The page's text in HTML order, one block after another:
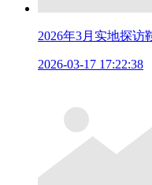
2026年3月实地探
2026-03-17 17:22:38